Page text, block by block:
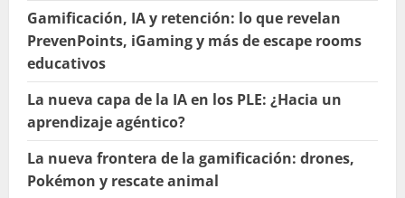
Gamificación, IA y retención: lo que revelan
PrevenPoints, iGaming y más de escape rooms
educativos
La nueva capa de la IA en los PLE: ¿Hacia un
aprendizaje agéntico?
La nueva frontera de la gamificación: drones,
Pokémon y rescate animal